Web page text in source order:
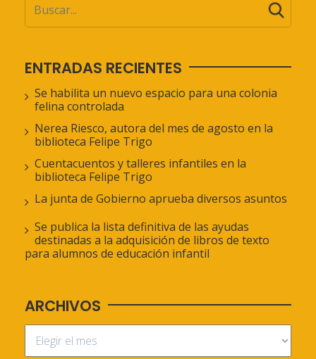
ENTRADAS RECIENTES
Se habilita un nuevo espacio para una colonia
felina controlada
Nerea Riesco, autora del mes de agosto en la
biblioteca Felipe Trigo
Cuentacuentos y talleres infantiles en la
biblioteca Felipe Trigo
La junta de Gobierno aprueba diversos asuntos
Se publica la lista definitiva de las ayudas
destinadas a la adquisición de libros de texto
para alumnos de educación infantil
ARCHIVOS